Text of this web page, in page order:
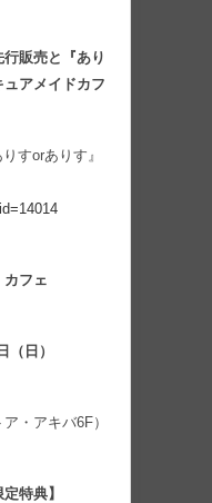
販売と『あり
アメイドカフ
すorありす』
カフェ
（日）
・アキバ6F）
特典】